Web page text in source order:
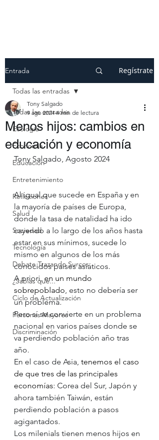
Entrada Regístrate
Todas las entradas
Ecología
Economía
Educación
Entretenimiento
Reflexiones
Salud
Sociedad
Tecnología
Debate Trazando Surcos
¿Sabías que...
Ciclo de Actualización
Personas Mayores
Discriminación
Todas las entradas
Menos hijos: cambios en
educación y economía
Tony Salgado
9 ago 2024 4 min de lectura
Tony Salgado, Agosto 2024
Al igual que sucede en España y en
la mayoría de países de Europa,
donde la tasa de natalidad ha ido
cayendo a lo largo de los años hasta
estar en sus mínimos, sucede lo
mismo en algunos de los más
conocidos países asiáticos.
A priori, en un mundo
sobrepoblado, esto no debería ser
un problema.
Pero sí se convierte en un problema
nacional en varios países donde se
va perdiendo población año tras
año.
En el caso de Asia, tenemos el caso
de que tres de las principales
economías: Corea del Sur, Japón y
ahora también Taiwán, están
perdiendo población a pasos
agigantados.
Los milenials tienen menos hijos en